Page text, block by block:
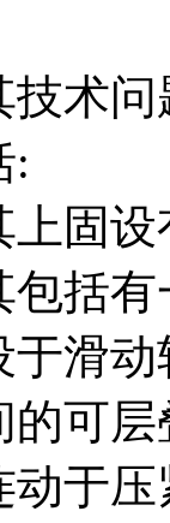
术
:
固
括
滑
可
动于压